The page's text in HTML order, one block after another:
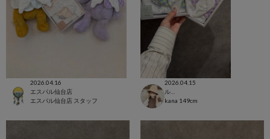
2026.04.16
エスパル仙台店
エスパル仙台店 スタッフ
2026.04.15
ルミネ池袋店
kana 149cm